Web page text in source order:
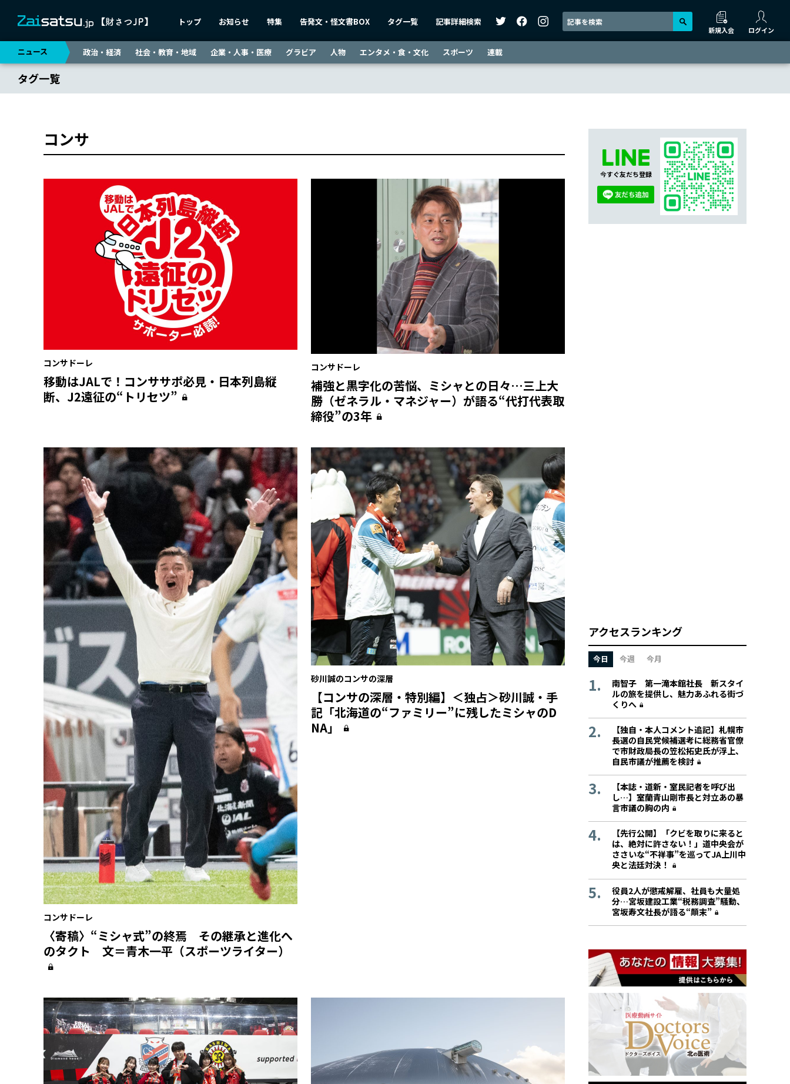
トップ お知らせ 特集 告発文・怪文書BOX タグ一覧 記事詳細検索
新規入会 ログイン
ニュース 政治・経済 社会・教育・地域 企業・人事・医療 グラビア 人物 エンタメ・食・文化 スポーツ 連載
タグ一覧
コンサ
コンサドーレ
移動はJALで！コンササポ必見・日本列島縦
断、J2遠征の“トリセツ”
コンサドーレ
補強と黒字化の苦悩、ミシャとの日々…三上大
勝（ゼネラル・マネジャー）が語る“代打代表取
締役”の3年
コンサドーレ
〈寄稿〉“ミシャ式”の終焉 その継承と進化へ
のタクト 文＝青木一平（スポーツライター）
砂川誠のコンサの深層
【コンサの深層・特別編】＜独占＞砂川誠・手
記「北海道の“ファミリー”に残したミシャのD
NA」
今すぐ友だち登録
アクセスランキング
今日 今週 今月
南智子 第一滝本館社長 新スタイ
ルの旅を提供し、魅力あふれる街づ
くりへ
【独自・本人コメント追記】札幌市
長選の自民党候補選考に総務省官僚
で市財政局長の笠松拓史氏が浮上、
自民市議が推薦を検討
【本誌・道新・室民記者を呼び出
し…】室蘭青山剛市長と対立あの暴
言市議の胸の内
【先行公開】「クビを取りに来ると
は、絶対に許さない！」道中央会が
ささいな“不祥事”を巡ってJA上川中
央と法廷対決！
役員2人が懲戒解雇、社員も大量処
分…宮坂建設工業“税務調査”騒動、
宮坂寿文社長が語る“顛末”